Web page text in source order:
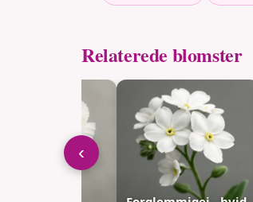
Relaterede blomster
‹